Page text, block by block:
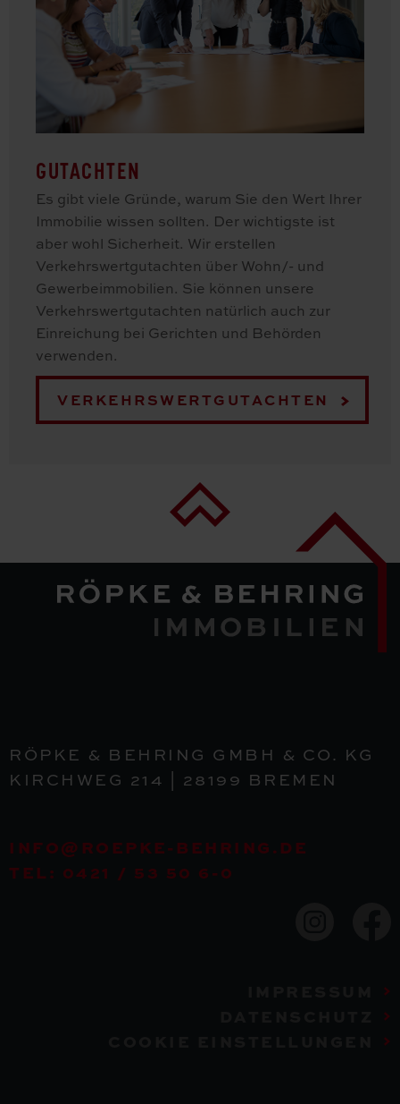
GUTACHTEN
Es gibt viele Gründe, warum Sie den Wert Ihrer
Immobilie wissen sollten. Der wichtigste ist
aber wohl Sicherheit. Wir erstellen
Verkehrswertgutachten über Wohn/- und
Gewerbeimmobilien. Sie können unsere
Verkehrswertgutachten natürlich auch zur
Einreichung bei Gerichten und Behörden
verwenden.
VERKEHRSWERTGUTACHTEN
RÖPKE & BEHRING GMBH & CO. KG
KIRCHWEG 214 | 28199 BREMEN
INFO@ROEPKE-BEHRING.DE
TEL: 0421 / 53 50 6-0